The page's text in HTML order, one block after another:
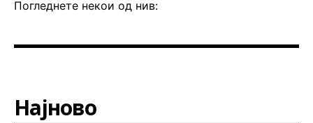
Погледнете некои од нив:
Најново